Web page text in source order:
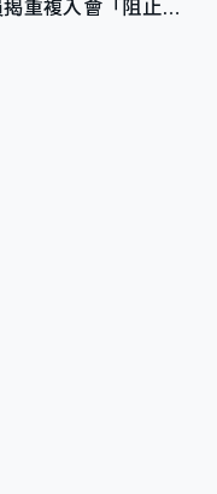
重複入會「阻止唔